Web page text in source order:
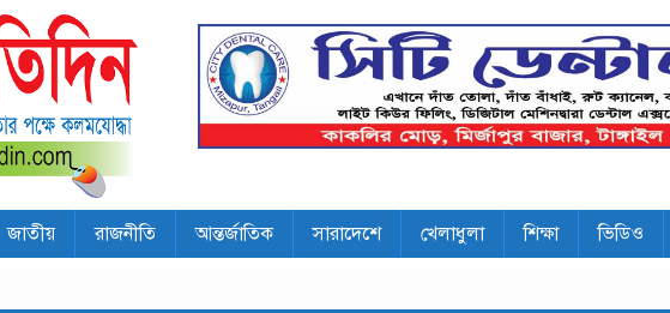
জাতীয় রাজনীতি আন্তর্জাতিক সারাদেশে খেলাধুলা শিক্ষা ভিডিও